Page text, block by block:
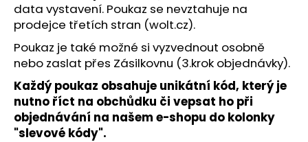
data vystavení. Poukaz se nevztahuje na
prodejce třetích stran (wolt.cz).
Poukaz je také možné si vyzvednout osobně
nebo zaslat přes Zásilkovnu (3.krok objednávky).
Každý poukaz obsahuje unikátní kód, který je
nutno říct na obchůdku či vepsat ho při
objednávání na našem e-shopu do kolonky
"slevové kódy".